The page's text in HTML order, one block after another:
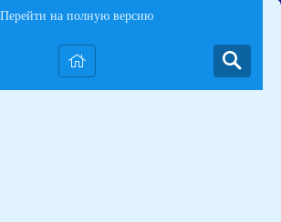
Перейти на полную версию